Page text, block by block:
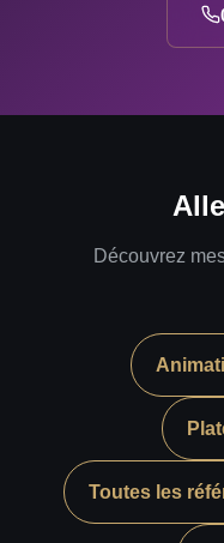
Découvrez
Toutes les